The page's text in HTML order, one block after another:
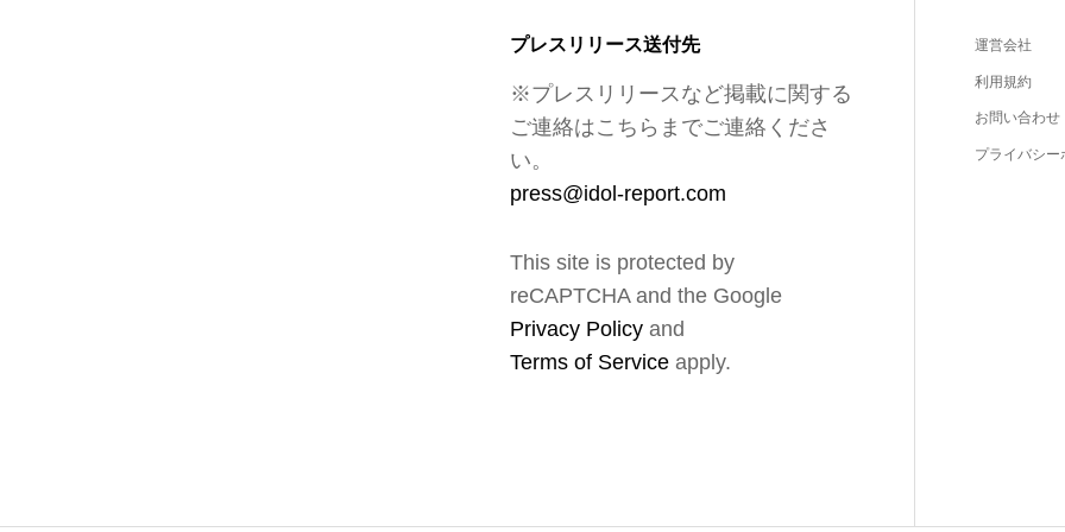
プレスリリース送付先
※プレスリリースなど掲載に関する
ご連絡はこちらまでご連絡くださ
い。
press@idol-report.com
This site is protected by
reCAPTCHA and the Google
Privacy Policyand
Terms of Serviceapply.
運営会社
利用規約
お問い合わせ
プライバシー